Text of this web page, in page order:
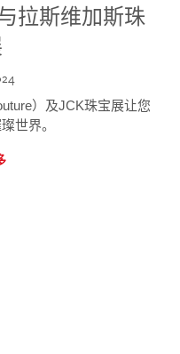
拉斯维加斯珠
）及JCK珠宝展让您
世界。